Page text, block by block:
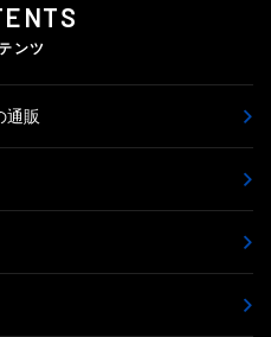
ンツ
通販